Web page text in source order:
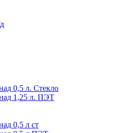
0,5 л. Стекло
1,25 л. ПЭТ
0,5 л ст